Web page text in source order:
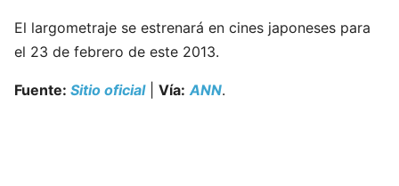
El largometraje se estrenará en cines japoneses para
el 23 de febrero de este 2013.
Fuente: Sitio oficial| Vía: ANN.